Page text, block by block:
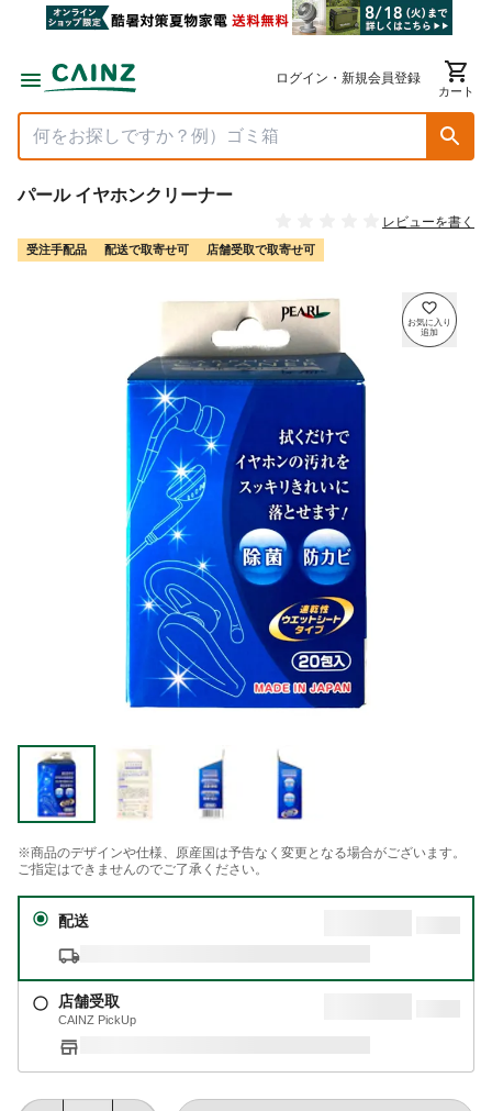
ログイン・新規会員登録
カート
パール イヤホンクリーナー
レビューを書く
受注手配品 配送で取寄せ可 店舗受取で取寄せ可
※商品のデザインや仕様、原産国は予告なく変更となる場合がございます。
ご指定はできませんのでご了承ください。
配送
店舗受取
CAINZ PickUp